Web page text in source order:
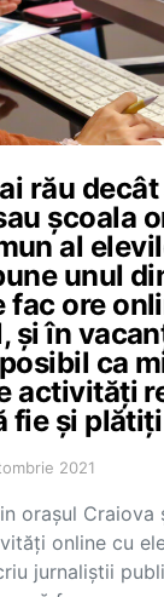
rău
şcoala
al
unul
fac ore
și în
ca
activităţi
fie şi plătiţi
2021
orașul Craiova
online cu
jurnaliștii